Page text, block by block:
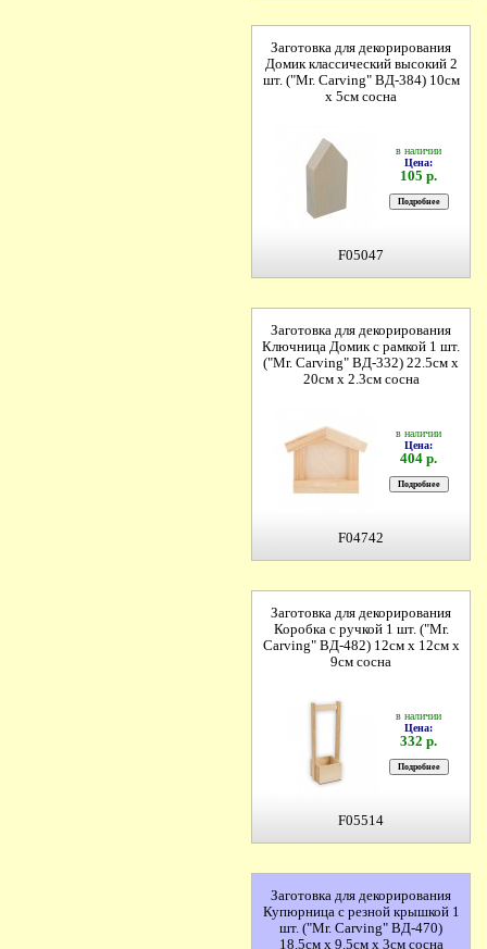
Заготовка для декорирования
Домик классический высокий 2
шт. ("Mr. Carving" ВД-384) 10см
х 5см сосна
в наличии
Цена:
105 р.
F05047
Заготовка для декорирования
Ключница Домик с рамкой 1 шт.
("Mr. Carving" ВД-332) 22.5см х
20см х 2.3см сосна
в наличии
Цена:
404 р.
F04742
Заготовка для декорирования
Коробка с ручкой 1 шт. ("Mr.
Carving" ВД-482) 12см х 12см х
9см сосна
в наличии
Цена:
332 р.
F05514
Заготовка для декорирования
Купюрница с резной крышкой 1
шт. ("Mr. Carving" ВД-470)
18.5см х 9.5см х 3см сосна